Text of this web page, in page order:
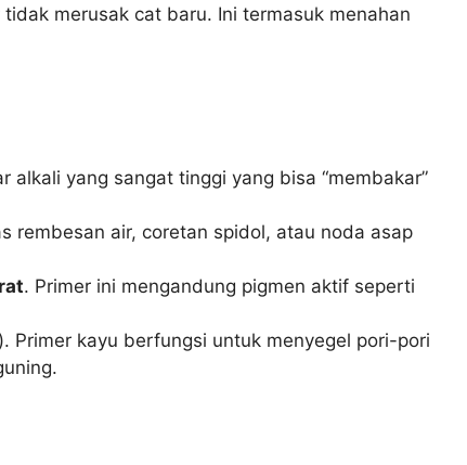
merusak cat baru. Ini termasuk menahan
yang sangat tinggi yang bisa “membakar”
rembesan air, coretan spidol, atau noda asap
. Primer ini mengandung pigmen aktif seperti
Primer kayu berfungsi untuk menyegel pori-pori